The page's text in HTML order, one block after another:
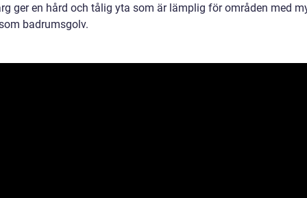
ger en hård och tålig yta som är lämplig för områden med
badrumsgolv.